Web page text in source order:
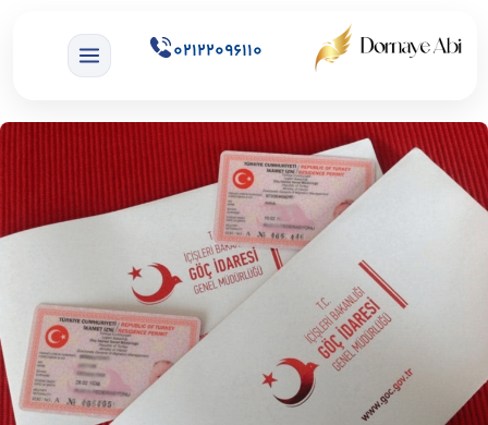
02122096110